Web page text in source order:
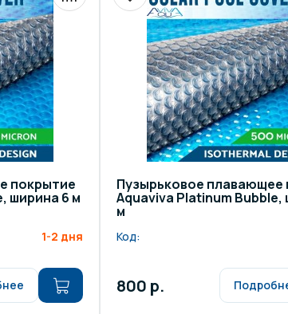
покрытие
ширина 6 м
1-2 дня
Пузырьковое плавающее
Aquaviva Platinum Bubble,
м
Код:
800 р.